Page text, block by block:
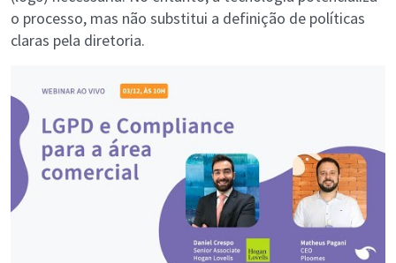
o processo, mas não substitui a definição de políticas
claras pela diretoria.